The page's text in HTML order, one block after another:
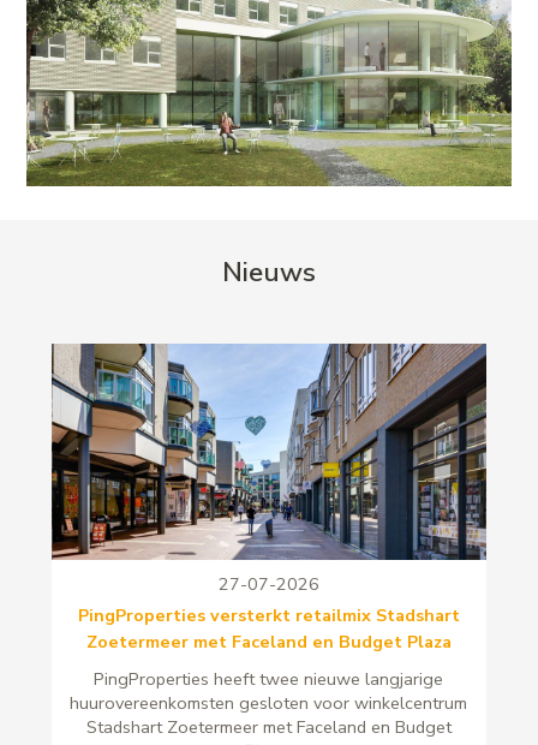
Nieuws
27-07-2026
PingProperties versterkt retailmix Stadshart
Zoetermeer met Faceland en Budget Plaza
PingProperties heeft twee nieuwe langjarige
huurovereenkomsten gesloten voor winkelcentrum
Stadshart Zoetermeer met Faceland en Budget